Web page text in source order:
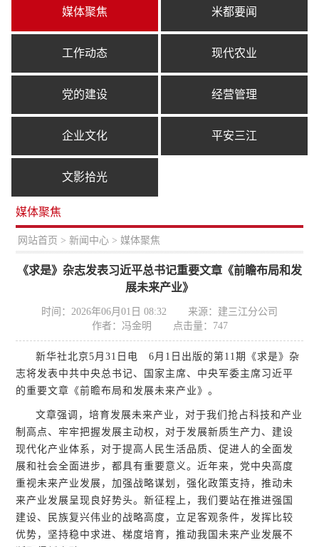
媒体聚焦 米都要闻
工作动态 现代农业
党的建设 经营管理
企业文化 平安三江
文影拾光
媒体聚焦
网站首页 > 新闻中心 > 媒体聚焦
《求是》杂志发表习近平总书记重要文章《前瞻布局和发
展未来产业》
时间：2026年06月01日 08:32
来源：建三江分公司
作者：冯金明
点击量： 747
新华社北京5月31日电 6月1日出版的第11期《求是》杂
志将发表中共中央总书记、国家主席、中央军委主席习近平
的重要文章《前瞻布局和发展未来产业》。
文章强调，培育发展未来产业，对于我们抢占科技和产业
制高点、牢牢把握发展主动权，对于发展新质生产力、建设
现代化产业体系，对于提高人民生活品质、促进人的全面发
展和社会全面进步，都具有重要意义。近年来，党中央高度
重视未来产业发展，加强战略谋划，强化政策支持，推动未
来产业发展呈现良好势头。新征程上，我们要站在推进强国
建设、民族复兴伟业的战略高度，立足客观条件，发挥比较
优势，坚持稳中求进、梯度培育，推动我国未来产业发展不